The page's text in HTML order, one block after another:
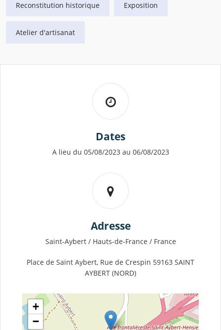
Reconstitution historique Exposition
Atelier d'artisanat
Dates
A lieu du 05/08/2023 au 06/08/2023
Adresse
Saint-Aybert / Hauts-de-France / France
Place de Saint Aybert, Rue de Crespin 59163 SAINT
AYBERT (NORD)
+
−